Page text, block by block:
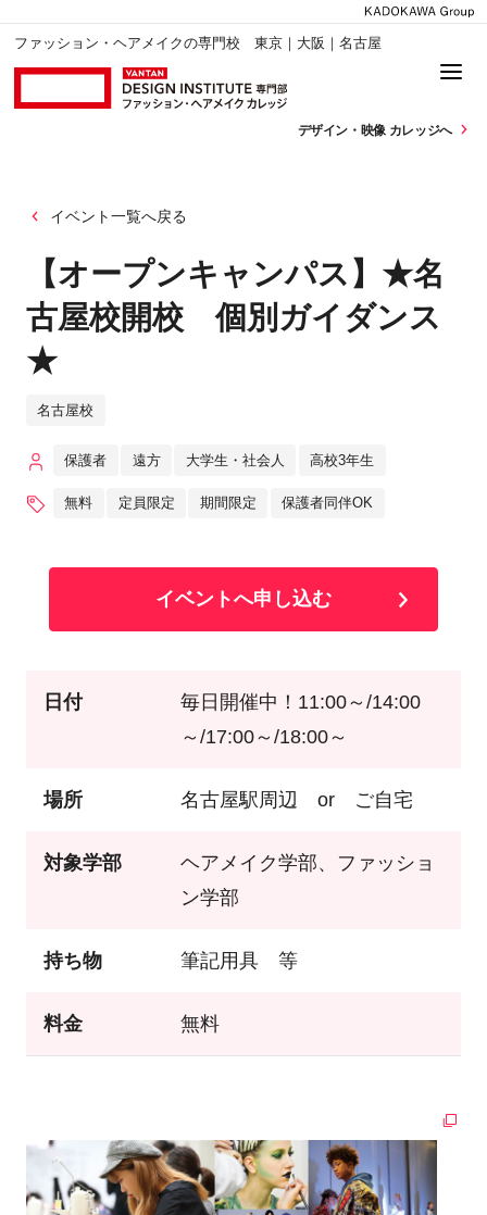
ファッション・ヘアメイクの専門校 東京｜大阪｜名古屋
デザイン・ 映像 カレッジへ
イベント一覧へ戻る
【オープンキャンパス】★名
古屋校開校 個別ガイダンス
★
名古屋校
保護者 遠方 大学生・社会人 高校3年生
無料 定員限定 期間限定 保護者同伴OK
イベントへ申し込む
日付
毎日開催中！11:00～/14:00
～/17:00～/18:00～
場所 名古屋駅周辺 or ご自宅
対象学部
ヘアメイク学部、ファッショ
ン学部
持ち物 筆記用具 等
料金 無料